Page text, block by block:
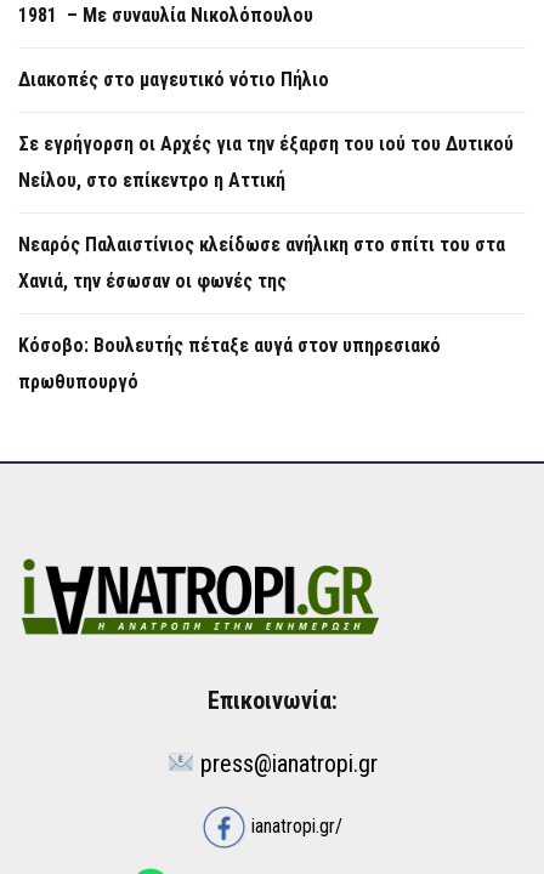
1981 – Με συναυλία Νικολόπουλου
Διακοπές στο μαγευτικό νότιο Πήλιο
Σε εγρήγορση οι Αρχές για την έξαρση του ιού του Δυτικού
Νείλου, στο επίκεντρο η Αττική
Νεαρός Παλαιστίνιος κλείδωσε ανήλικη στο σπίτι του στα
Χανιά, την έσωσαν οι φωνές της
Κόσοβο: Βουλευτής πέταξε αυγά στον υπηρεσιακό
πρωθυπουργό
Επικοινωνία:
press@ianatropi.gr
ianatropi.gr/